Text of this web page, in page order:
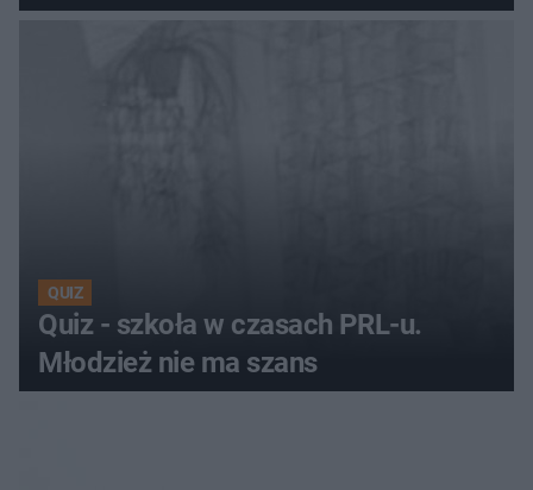
QUIZ
Quiz - szkoła w czasach PRL-u.
Młodzież nie ma szans